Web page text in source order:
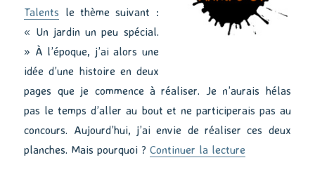
Talents le thème suivant :
« Un jardin un peu spécial.
» À l’époque, j’ai alors une
idée d’une histoire en deux
pages que je commence à réaliser. Je n’aurais hélas
pas le temps d’aller au bout et ne participerais pas au
concours. Aujourd’hui, j’ai envie de réaliser ces deux
planches. Mais pourquoi ?Continuer la lecture